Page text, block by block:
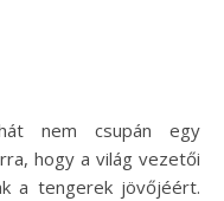
nem csupán egy
hogy a világ vezetői
a tengerek jövőjéért.